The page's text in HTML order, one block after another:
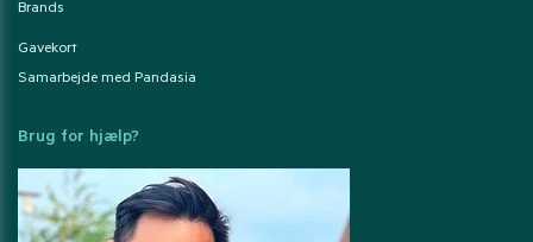
Brands
Gavekort
Samarbejde med Pandasia
Brug for hjælp?